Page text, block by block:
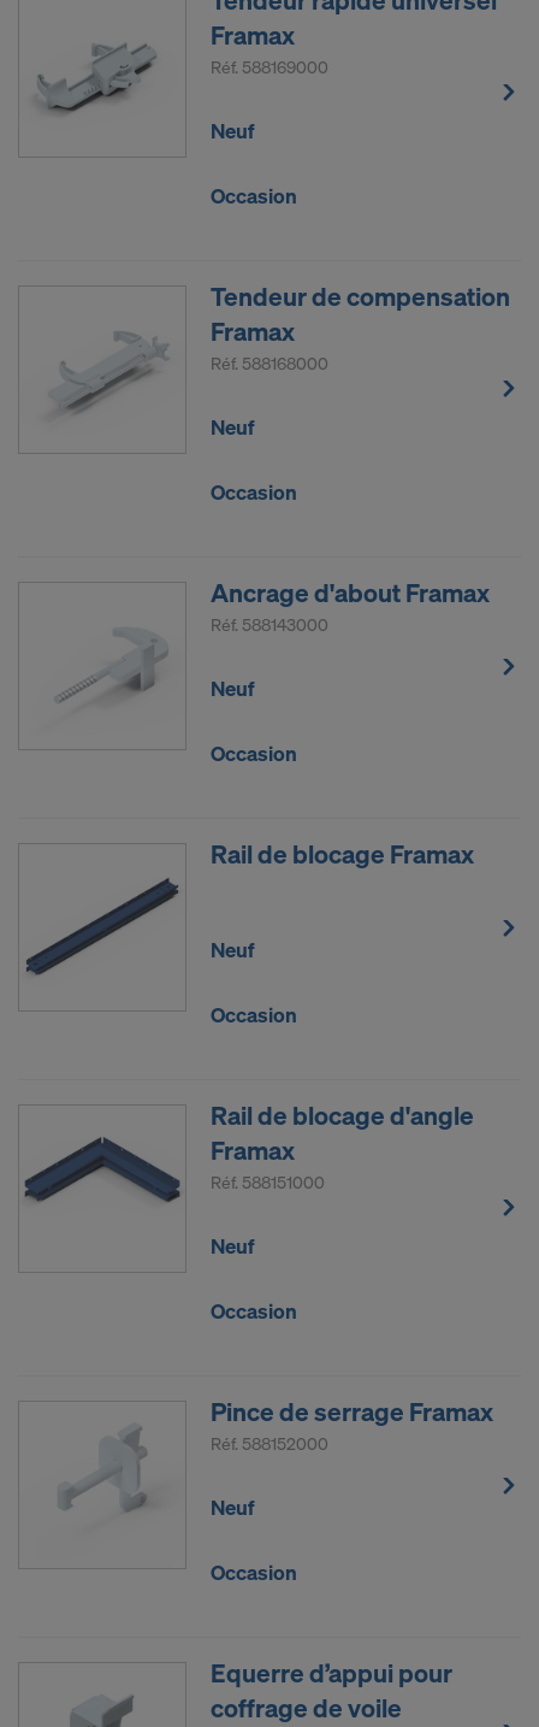
Framax
Réf. 588169000
Neuf
Occasion
Tendeur de compensation
Framax
Réf. 588168000
Neuf
Occasion
Ancrage d'about Framax
Réf. 588143000
Neuf
Occasion
Rail de blocage Framax
Neuf
Occasion
Rail de blocage d'angle
Framax
Réf. 588151000
Neuf
Occasion
Pince de serrage Framax
Réf. 588152000
Neuf
Occasion
Equerre d’appui pour
coffrage de voile